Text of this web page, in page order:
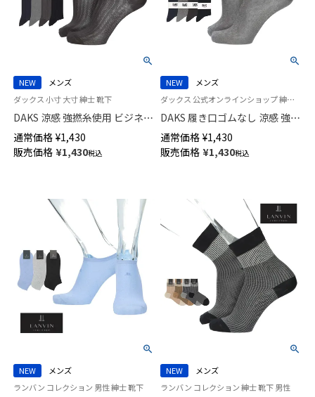
NEW
メンズ
ダックス 小寸 大寸 紳士 靴下
DAKS 涼感 強撚糸使用 ビジネス
ソックス 足底メッシュ編み 抗
菌防臭 かかとしっかりホールド
ストライプメッシュ クルー丈
通常価格 ¥1,430
販売価格 ¥1,430税込
NEW
メンズ
ダックス 公式オンラインショップ 紳士 靴下
DAKS 履き口ゴムなし 涼感 強撚
糸使用 ビジネスソックス 抗菌
防臭 消臭加工 ミドル丈 メンズ
02502720
通常価格 ¥1,430
販売価格 ¥1,430税込
NEW
メンズ
ランバン コレクション 男性 紳士 靴下
NEW
メンズ
ランバン コレクション 紳士 靴下 男性